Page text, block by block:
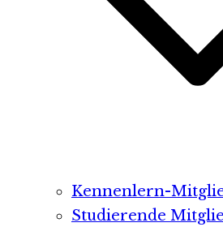
Kennenlern-
Studierende